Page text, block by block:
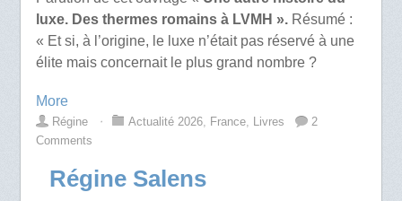
luxe. Des thermes romains à LVMH ».Résumé :
« Et si, à l’origine, le luxe n’était pas réservé à une
élite mais concernait le plus grand nombre ?
More
Régine ⋅ Actualité 2026, France, Livres
2
Comments
Régine Salens